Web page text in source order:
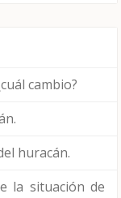
cambio?
huracán.
la situación de